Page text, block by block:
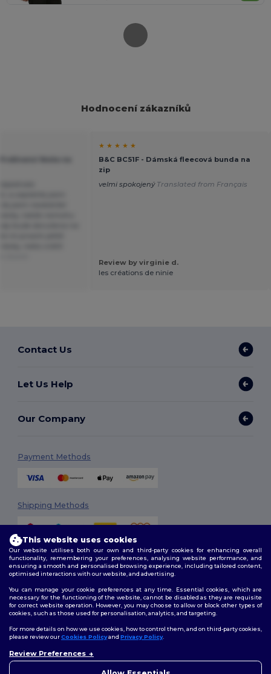
Hodnocení zákazníků
★ ★ ★ ★ ★
B&C BC51F - Dámská fleecová bunda na
zip
velmi spokojený Translated from Français
Review by virginie d.
les créations de ninie
Contact Us
Let Us Help
Our Company
Payment Methods
Shipping Methods
2026. All Rights Reserved
Terms & Conditions| Customization Policy
Policy|Site Map
Follow Us
This website uses cookies
Our website utilises both our own and third-party cookies for enhancing overall
functionality, remembering your preferences, analysing website performance, and
ensuring a smooth and personalised browsing experience, including tailored content,
optimised interactions with our website, and advertising.
You can manage your cookie preferences at any time. Essential cookies, which are
necessary for the functioning of the website, cannot be disabled as they are requisite
for correct website operation. However, you may choose to allow or block other types of
cookies, such as those used for personalisation, analytics, and targeting.
For more details on how we use cookies, how to control them, and on third-party cookies,
please review ourCookies Policyand Privacy Policy.
Review Preferences